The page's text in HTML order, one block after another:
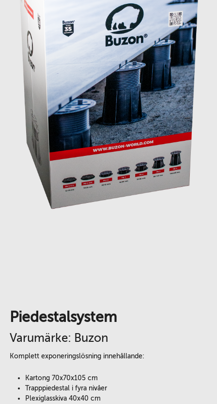
Piedestalsystem
Varumärke: Buzon
Komplett exponeringslösning innehållande:
Kartong 70x70x105 cm
Trapppiedestal i fyra nivåer
Plexiglasskiva 40x40 cm